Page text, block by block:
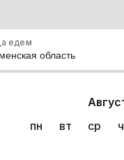
едем
пн
вт ср
в Тюменской области: